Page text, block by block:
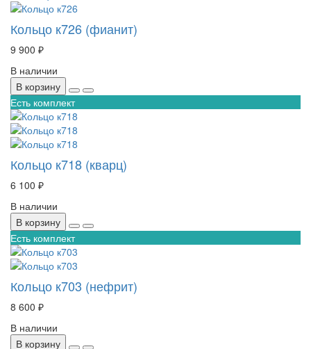
Кольцо к726 (фианит)
9 900 ₽
В наличии
В корзину
Есть комплект
Кольцо к718 (кварц)
6 100 ₽
В наличии
В корзину
Есть комплект
Кольцо к703 (нефрит)
8 600 ₽
В наличии
В корзину